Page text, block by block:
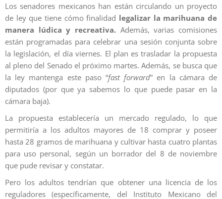
Los senadores mexicanos han están circulando un proyecto
de ley que tiene cómo finalidad legalizar la marihuana de
manera lúdica y recreativa. Además, varias comisiones
están programadas para celebrar una sesión conjunta sobre
la legislación, el día viernes. El plan es trasladar la propuesta
al pleno del Senado el próximo martes. Además, se busca que
la ley mantenga este paso “fast forward” en la cámara de
diputados (por que ya sabemos lo que puede pasar en la
cámara baja).
La propuesta establecería un mercado regulado, lo que
permitiría a los adultos mayores de 18 comprar y poseer
hasta 28 gramos de marihuana y cultivar hasta cuatro plantas
para uso personal, según un borrador del 8 de noviembre
que pude revisar y constatar.
Pero los adultos tendrían que obtener una licencia de los
reguladores (específicamente, del Instituto Mexicano del